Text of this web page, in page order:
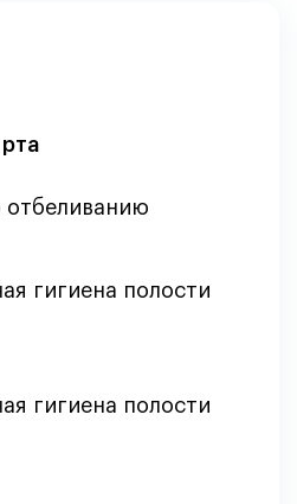
отбеливанию
гигиена полости
гигиена полости